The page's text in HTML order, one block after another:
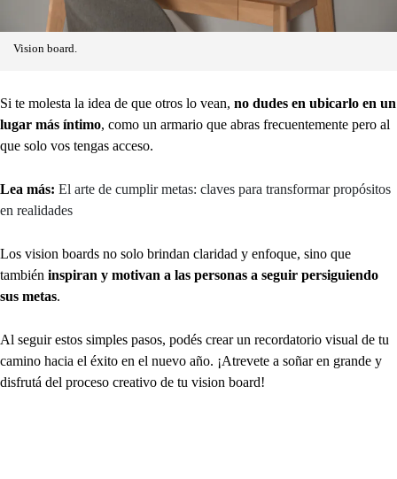
Vision board.
Si te molesta la idea de que otros lo vean, no dudes en ubicarlo en un
lugar más íntimo, como un armario que abras frecuentemente pero al
que solo vos tengas acceso.
Lea más: El arte de cumplir metas: claves para transformar propósitos
en realidades
Los vision boards no solo brindan claridad y enfoque, sino que
también inspiran y motivan a las personas a seguir persiguiendo
sus metas.
Al seguir estos simples pasos, podés crear un recordatorio visual de tu
camino hacia el éxito en el nuevo año. ¡Atrevete a soñar en grande y
disfrutá del proceso creativo de tu vision board!